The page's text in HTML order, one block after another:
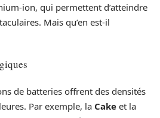
ion, qui permettent d’atteindre
Mais qu’en est-il
de batteries offrent des densités
Par exemple, la Cake et la